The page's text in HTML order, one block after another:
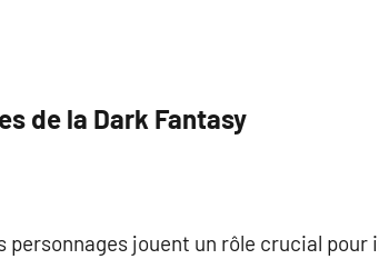
de la Dark Fantasy
personnages jouent un rôle crucial